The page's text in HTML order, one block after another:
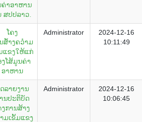
າອາຫານ
ສປປລາວ.
ໂຄງ
ສ້ຳງຄວຳມ
ແຂງໃຫ້ແກ່
ງໂສ້ມູນຄ່່າ
ອາຫານ
Administrator
2024-12-16
10:11:49
ລາຍງານ
ນປະຕິບັດ
ງການສ້າງ
ມເຂັ້ມແຂງ
Administrator
2024-12-16
10:06:45